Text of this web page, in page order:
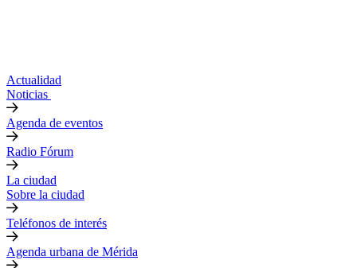
Actualidad
Noticias
Agenda de eventos
Radio Fórum
La ciudad
Sobre la ciudad
Teléfonos de interés
Agenda urbana de Mérida